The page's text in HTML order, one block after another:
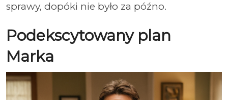
sprawy, dopóki nie było za późno.
Podekscytowany plan
Marka